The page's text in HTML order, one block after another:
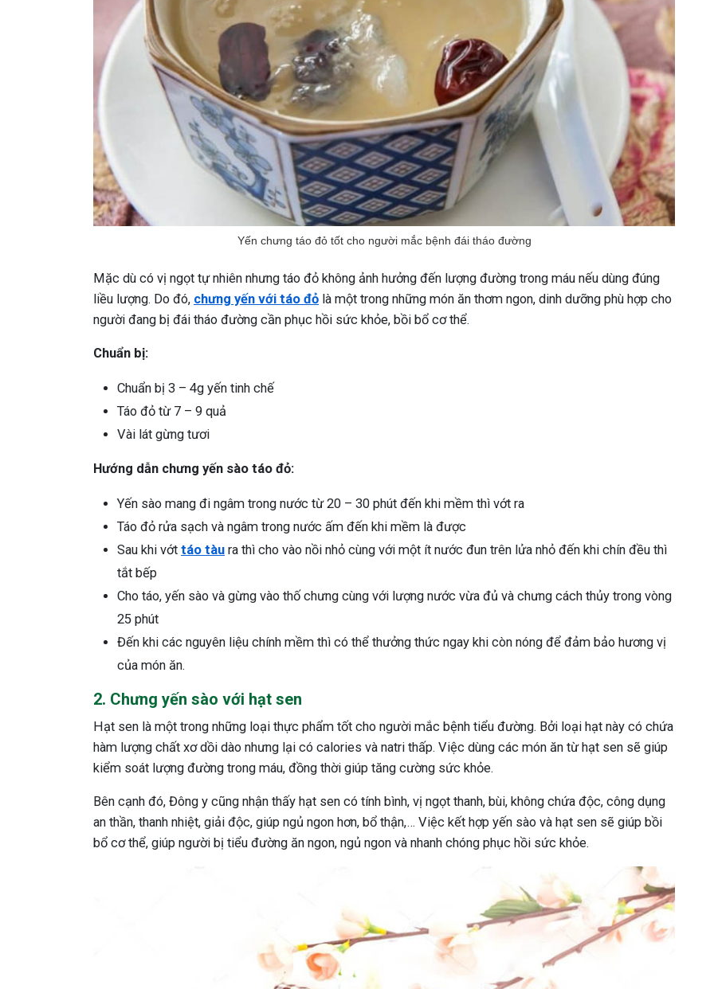
Yến chưng táo đỏ tốt cho người mắc bệnh đái tháo đường
Mặc dù có vị ngọt tự nhiên nhưng táo đỏ không ảnh hưởng đến lượng đường trong máu nếu dùng đúng
liều lượng. Do đó, chưng yến với táo đỏ là một trong những món ăn thơm ngon, dinh dưỡng phù hợp cho
người đang bị đái tháo đường cần phục hồi sức khỏe, bồi bổ cơ thể.
Chuẩn bị:
Chuẩn bị 3 – 4g yến tinh chế
Táo đỏ từ 7 – 9 quả
Vài lát gừng tươi
Hướng dẫn chưng yến sào táo đỏ:
Yến sào mang đi ngâm trong nước từ 20 – 30 phút đến khi mềm thì vớt ra
Táo đỏ rửa sạch và ngâm trong nước ấm đến khi mềm là được
Sau khi vớt táo tàu ra thì cho vào nồi nhỏ cùng với một ít nước đun trên lửa nhỏ đến khi chín đều thì
tắt bếp
Cho táo, yến sào và gừng vào thố chưng cùng với lượng nước vừa đủ và chưng cách thủy trong vòng
25 phút
Đến khi các nguyên liệu chính mềm thì có thể thưởng thức ngay khi còn nóng để đảm bảo hương vị
của món ăn.
2. Chưng yến sào với hạt sen
Hạt sen là một trong những loại thực phẩm tốt cho người mắc bệnh tiểu đường. Bởi loại hạt này có chứa
hàm lượng chất xơ dồi dào nhưng lại có calories và natri thấp. Việc dùng các món ăn từ hạt sen sẽ giúp
kiểm soát lượng đường trong máu, đồng thời giúp tăng cường sức khỏe.
Bên cạnh đó, Đông y cũng nhận thấy hạt sen có tính bình, vị ngọt thanh, bùi, không chứa độc, công dụng
an thần, thanh nhiệt, giải độc, giúp ngủ ngon hơn, bổ thận,… Việc kết hợp yến sào và hạt sen sẽ giúp bồi
bổ cơ thể, giúp người bị tiểu đường ăn ngon, ngủ ngon và nhanh chóng phục hồi sức khỏe.